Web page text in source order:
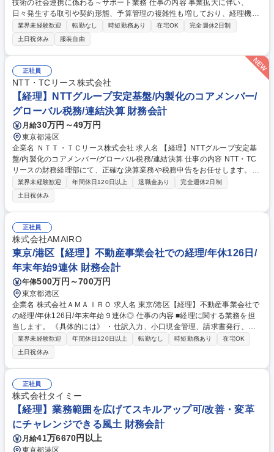
技術の社会連携に係わる～サポート業務 仕事の内容 事業拡大に伴い、
日々発生する取引や契約形態、予算管理の複雑性も増しており、経理機能
の強化が急務となっています。国の研究プロジェクト等、一般的な事業会
社とは異なる会計処理や予算管理が求められるます。 ・日次・月次・年次
の経理業務・仕訳入力、伝票処理、請求書管理 ・支払処理、入出金管理・
月次・年次決算業務・税務対応、納税関連業務 ・経費精算対応・会計ソフ
トの運用管理・顧問税理士、監査法人など外部専門家との連携・新規事業
や新たな取引発生時の会計処理整理 ・社内メンバーへのヒアリング、取引
内容の整理 ・各種プロジェクトの予算・会計管理サポート 募集職種 【経
理】財務・経理スタッフ～先端技術の社会連携に係わる～サポート業務
業界未経験歓迎 転勤なし 時短勤務あり 在宅OK
完全週休2日制
土日祝休み
服装自由
正社員
NTT・TCリース株式会社
【経理】NTTグループ安定基盤/内製化のコアメンバー/
グローバル税務/連結決算 財務会計
月給30万円～49万円
東京都港区
企業名 ＮＴＴ・ＴＣリース株式会社 求人名 【経理】NTTグループ安定基
盤/内製化のコアメンバー/グローバル税務/連結決算 仕事の内容 NTT・TC
リースの財務経理部にて、正確な決算業務や税務申告をお任せします。開
示書類の作成から経営幹部へのレポート、営業部門への会計・税務的支援
まで幅広く携わり、戦略的財務の実現を推進します。 【詳細】 ■決算業務
全般（月次・四半期・年度末決算、会社法計算書類や有価証券報告書の作
成） ■NTTおよび東京センチュリーへの決算データ報告、経営幹部への決
算情報のレポート ■各種財務施策の検討、新サービス等に係る会計処理の
整理 ■税務申告、税務調査対応、国際税務関連、固定資産経理業務 ■営業
部門が提案する新しいビジネスに対する会計・税務的支援 募集職種 【経
理】NTTグループ安定基盤/内製化のコアメンバー/グローバル税務/連結決
算
業界未経験歓迎 年間休日120日以上 退職金あり
完全週休2日制
土日祝休み
正社員
株式会社AMAIRO
東京/港区【経理】不動産事業会社での経理/年休126日/
年末年始9連休 財務会計
年俸500万円～700万円
東京都港区
企業名 株式会社ＡＭＡＩＲＯ 求人名 東京/港区【経理】不動産事業会社で
の経理/年休126日/年末年始９連休◎ 仕事の内容 ■経理に関する業務を担
当します。 《具体的には》 ・仕訳入力、小口現金管理、請求書発行、出
納管理、伝票整理など ・月次決算、年次決算 ・銀行への立ち会い業務 ・
その他労務業務、体制整備など 2015設立。不動産分譲、不動産リノベー
ション、買取再販、不動産流通の企画・開発・分譲を主軸事業としたベン
チャー企業。 募集職種 東京/港区【経理】不動産事業会社での経理/年休12
6日/年末年始９連休◎
業界未経験歓迎 年間休日120日以上 転勤なし 時短勤務あり
在宅OK
土日祝休み
正社員
株式会社タイミー
【経理】業務範囲を広げてスキルアップ可/改善・変革
にチャレンジできる風土 財務会計
月給41万6670円以上
東京都港区